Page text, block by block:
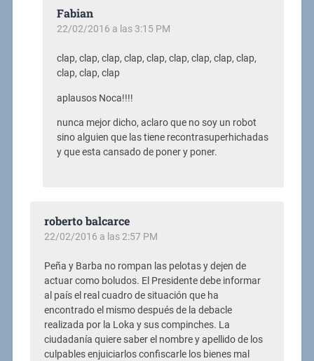
Fabian
22/02/2016 a las 3:15 PM
clap, clap, clap, clap, clap, clap, clap, clap, clap,
clap, clap, clap
aplausos Noca!!!!
nunca mejor dicho, aclaro que no soy un robot
sino alguien que las tiene recontrasuperhichadas
y que esta cansado de poner y poner.
roberto balcarce
22/02/2016 a las 2:57 PM
Peña y Barba no rompan las pelotas y dejen de
actuar como boludos. El Presidente debe informar
al país el real cuadro de situación que ha
encontrado el mismo después de la debacle
realizada por la Loka y sus compinches. La
ciudadanía quiere saber el nombre y apellido de los
culpables enjuiciarlos confiscarle los bienes mal